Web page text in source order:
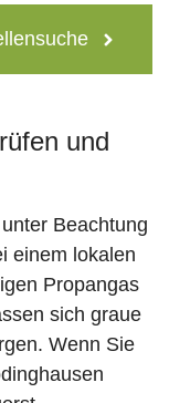
und
Beachtung
einem lokalen
Propangas
sich graue
Wenn Sie